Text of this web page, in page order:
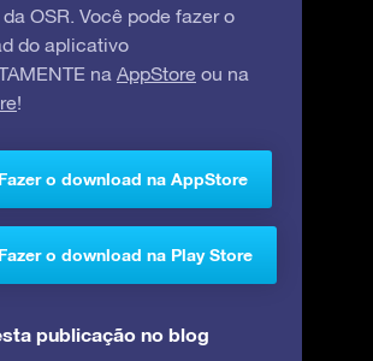
OSR. Você pode fazer o
do aplicativo
na AppStore ou na
!
Fazer o download na AppStore
Fazer o download na Play Store
publicação no blog